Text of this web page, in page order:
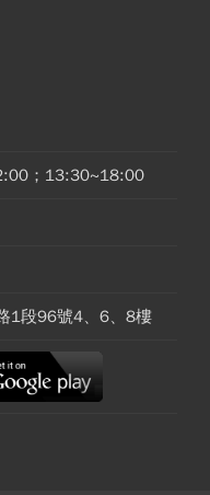
；13:30~18:00
1段96號4、6、8樓